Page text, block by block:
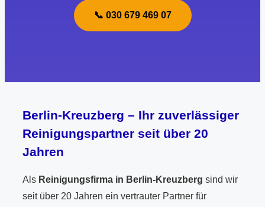
📞 030 679 469 07
Berlin-Kreuzberg – Ihr zuverlässiger
Reinigungspartner seit über 20
Jahren
Als Reinigungsfirma in Berlin-Kreuzberg sind wir
seit über 20 Jahren ein vertrauter Partner für